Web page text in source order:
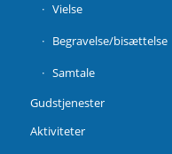
Vielse
Begravelse/bisættelse
Samtale
Gudstjenester
Aktiviteter